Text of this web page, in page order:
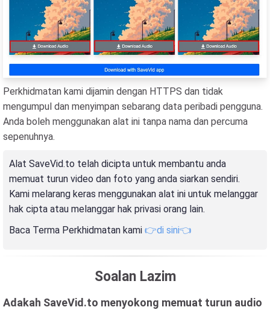
Perkhidmatan kami dijamin dengan HTTPS dan tidak
mengumpul dan menyimpan sebarang data peribadi pengguna.
Anda boleh menggunakan alat ini tanpa nama dan percuma
sepenuhnya.
Alat SaveVid.to telah dicipta untuk membantu anda
memuat turun video dan foto yang anda siarkan sendiri.
Kami melarang keras menggunakan alat ini untuk melanggar
hak cipta atau melanggar hak privasi orang lain.
Baca Terma Perkhidmatan kami 👉di sini👈
Soalan Lazim
Adakah SaveVid.to menyokong memuat turun audio